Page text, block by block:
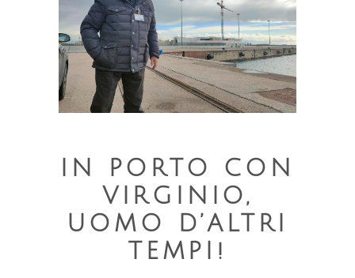
IN PORTO CON
VIRGINIO,
UOMO D’ALTRI
TEMPI!
Questi cookie
non sono
opzionali.
Sono
necessari per il